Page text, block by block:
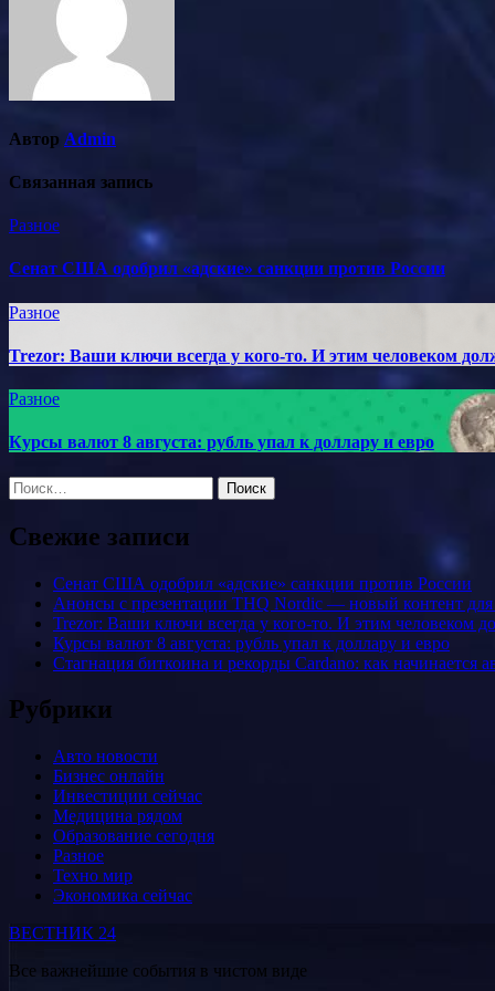
Автор Admin
Связанная запись
Разное
Сенат США одобрил «адские» санкции против России
Разное
Trezor: Ваши ключи всегда у кого-то. И этим человеком
Разное
Курсы валют 8 августа: рубль упал к доллару и евро
Найти:
Свежие записи
Сенат США одобрил «адские» санкции против России
Анонсы с презентации THQ Nordic — новый контент для
Trezor: Ваши ключи всегда у кого-то. И этим человеком
Курсы валют 8 августа: рубль упал к доллару и евро
Стагнация биткоина и рекорды Cardano: как начинается
Рубрики
Авто новости
Бизнес онлайн
Инвестиции сейчас
Медицина рядом
Образование сегодня
Разное
Техно мир
Экономика сейчас
ВЕСТНИК 24
Все важнейшие события в чистом виде